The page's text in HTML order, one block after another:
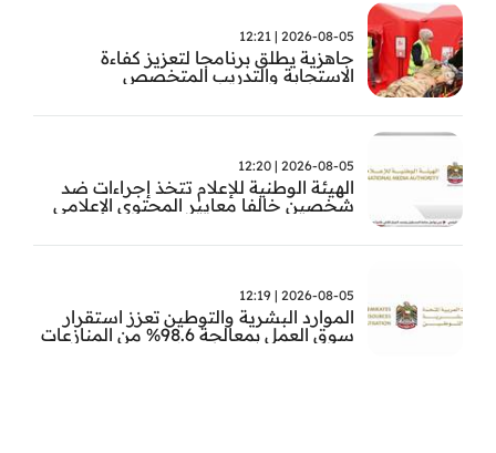
2026-08-05 | 12:21
جاهزية يطلق برنامجا لتعزيز كفاءة
الاستجابة والتدريب المتخصص
2026-08-05 | 12:20
الهيئة الوطنية للإعلام تتخذ إجراءات ضد
شخصين خالفا معايير المحتوى الإعلامي
2026-08-05 | 12:19
الموارد البشرية والتوطين تعزز استقرار
سوق العمل بمعالجة 98.6% من المنازعات